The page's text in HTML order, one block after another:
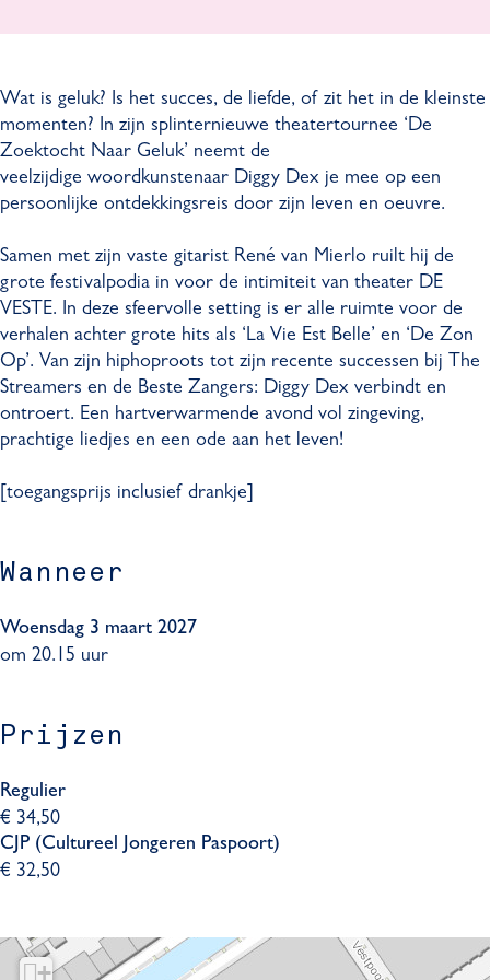
D
e
Z
o
e
t
o
c
h
t
N
a
a
G
x
-
D
e
Z
e
k
t
o
c
h
t
N
a
e
u
k
e
Z
o
e
k
o
c
h
t
N
a
a
r
e
k
e
x
-
D
e
o
e
k
t
o
c
h
t
a
l
Wat is geluk? Is het succes, de liefde, of zit het in de kleinste
momenten? In zijn splinternieuwe theatertournee ‘De
Zoektocht Naar Geluk’ neemt de
veelzijdige woordkunstenaar Diggy Dex je mee op een
persoonlijke ontdekkingsreis door zijn leven en oeuvre.
Samen met zijn vaste gitarist René van Mierlo ruilt hij de
grote festivalpodia in voor de intimiteit van theater DE
VESTE. In deze sfeervolle setting is er alle ruimte voor de
verhalen achter grote hits als ‘La Vie Est Belle’ en ‘De Zon
Op’. Van zijn hiphoproots tot zijn recente successen bij The
Streamers en de Beste Zangers: Diggy Dex verbindt en
ontroert. Een hartverwarmende avond vol zingeving,
prachtige liedjes en een ode aan het leven!
[toegangsprijs inclusief drankje]
Wanneer
Woensdag 3 maart 2027
om 20.15 uur
Prijzen
Regulier
€ 34,50
CJP (Cultureel Jongeren Paspoort)
€ 32,50
+